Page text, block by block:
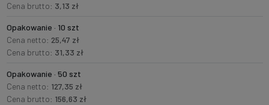
Cena brutto: 3,13 zł
Opakowanie · 10 szt
Cena netto: 25,47 zł
Cena brutto: 31,33 zł
Opakowanie · 50 szt
Cena netto: 127,35 zł
Cena brutto: 156,63 zł